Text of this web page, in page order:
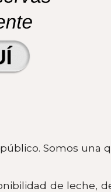
Somos una
de leche,